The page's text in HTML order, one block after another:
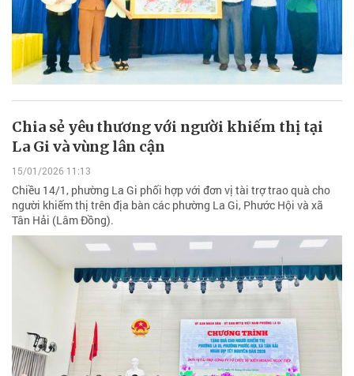
Chia sẻ yêu thương với người khiếm thị tại
La Gi và vùng lân cận
15/01/2026 11:13
Chiều 14/1, phường La Gi phối hợp với đơn vị tài trợ trao quà cho
người khiếm thị trên địa bàn các phường La Gi, Phước Hội và xã
Tân Hải (Lâm Đồng).